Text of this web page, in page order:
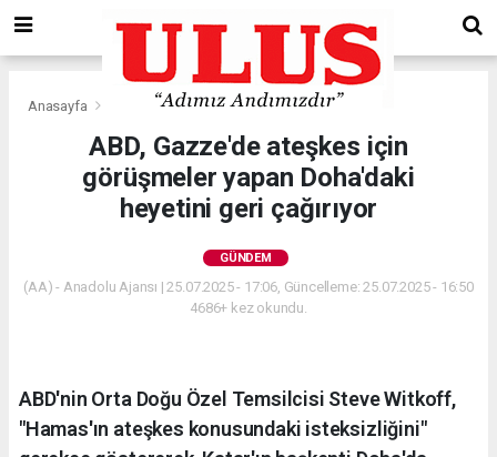
Anasayfa Gündem
ABD, Gazze'de ateşkes için
görüşmeler yapan Doha'daki
heyetini geri çağırıyor
GÜNDEM
(AA) - Anadolu Ajansı | 25.07.2025 - 17:06, Güncelleme: 25.07.2025 - 16:50
4686+ kez okundu.
ABD'nin Orta Doğu Özel Temsilcisi Steve Witkoff,
"Hamas'ın ateşkes konusundaki isteksizliğini"